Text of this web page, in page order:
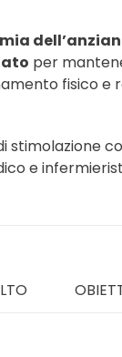
per
fisico
e